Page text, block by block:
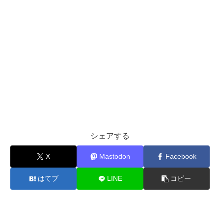
シェアする
X Mastodon Facebook
はてブ LINE コピー